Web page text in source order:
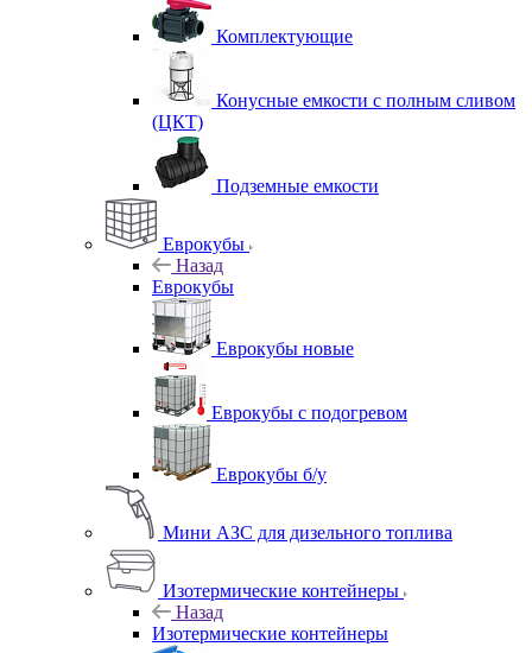
Комплектующие
Конусные емкости с полным сливом
(ЦКТ)
Подземные емкости
Еврокубы
Назад
Еврокубы
Еврокубы новые
Еврокубы с подогревом
Еврокубы б/у
Мини АЗС для дизельного топлива
Изотермические контейнеры
Назад
Изотермические контейнеры